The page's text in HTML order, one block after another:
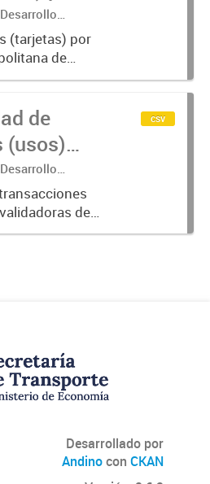
de Transporte.
(tarjetas) por
de
por
de
(usos)
de Transporte.
de
csv
Desarrollado por
Andinocon CKAN